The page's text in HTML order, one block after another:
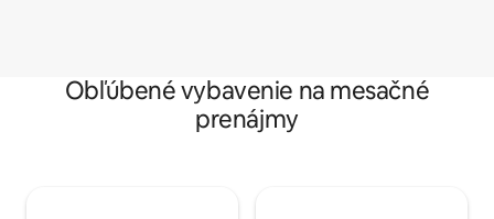
Obľúbené vybavenie na mesačné
prenájmy